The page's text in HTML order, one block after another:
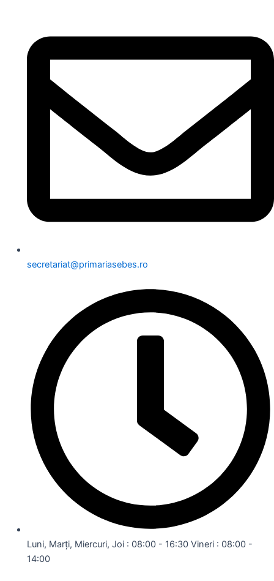
secretariat@primariasebes.ro
Luni, Marți, Miercuri, Joi : 08:00 - 16:30 Vineri : 08:00 -
14:00